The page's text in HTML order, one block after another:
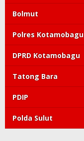
Bolmut
Polres Kotamobagu
DPRD Kotamobagu
Tatong Bara
PDIP
Polda Sulut